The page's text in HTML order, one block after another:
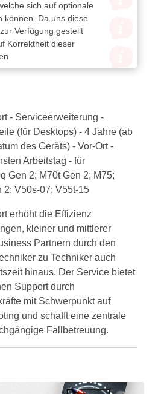
sich auf optionale
können. Da uns diese
Verfügung gestellt
Korrektheit dieser
- Serviceerweiterung -
(für Desktops) - 4 Jahre (ab
des Geräts) - Vor-Ort -
Arbeitstag - für
Gen 2; M70t Gen 2; M75;
2; V50s-07; V55t-15
erhöht die Effizienz
kleiner und mittlerer
Partnern durch den
zu Techniker auch
hinaus. Der Service bietet
Support durch
mit Schwerpunkt auf
und schafft eine zentrale
Fallbetreuung.